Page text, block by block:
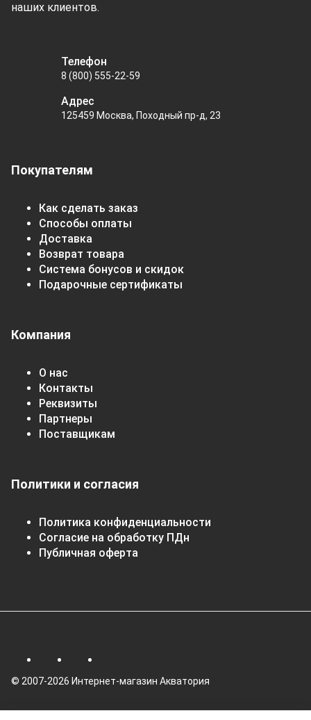
наших клиентов.
Покупателям
Как сделать заказ
Способы оплаты
Доставка
Возврат товара
Система бонусов и скидок
Подарочные сертификаты
Компания
О нас
Контакты
Реквизиты
Партнеры
Поставщикам
Политики и согласия
Политика конфиденциальности
Согласие на обработку ПДн
Публичная оферта
Телефон
8 (800) 555-22-59
Адрес
125459 Москва, Походный пр-д, 23
© 2007-2026 Интернет-магазин Акватория